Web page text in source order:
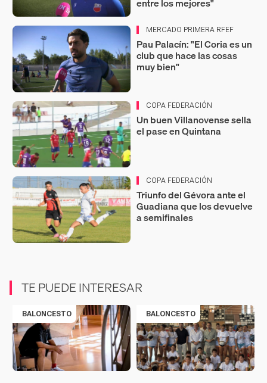
MERCADO PRIMERA RFEF
Pau Palacín: "El Coria es un
club que hace las cosas
muy bien"
COPA FEDERACIÓN
Un buen Villanovense sella
el pase en Quintana
COPA FEDERACIÓN
Triunfo del Gévora ante el
Guadiana que los devuelve
a semifinales
TE PUEDE INTERESAR
BALONCESTO BALONCESTO